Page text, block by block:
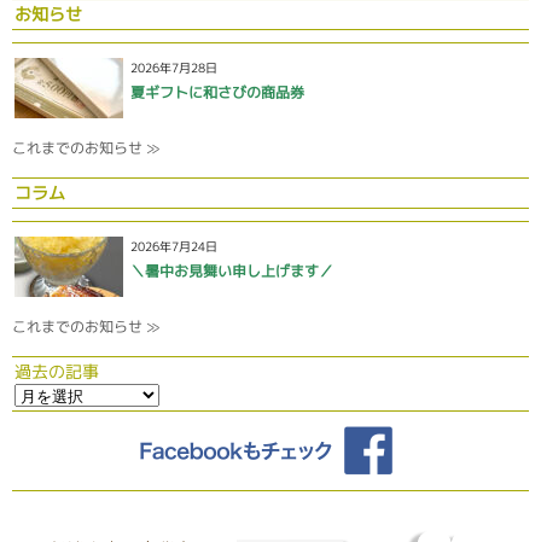
お知らせ
2026年7月28日
夏ギフトに和さびの商品券
これまでのお知らせ ≫
コラム
2026年7月24日
＼暑中お見舞い申し上げます／
これまでのお知らせ ≫
過去の記事